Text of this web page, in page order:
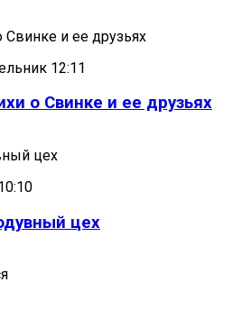
и ее друзьях
12:11
о Свинке и ее друзьях
цех
цех